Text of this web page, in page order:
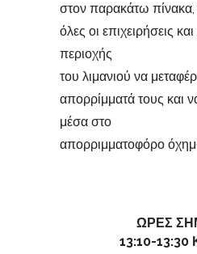
στον παρακάτω πίνακα,
όλες οι επιχειρήσεις και
περιοχής
του λιμανιού να
απορρίμματά τους και
μέσα στο
απορριμματοφόρο
ΩΡΕΣ
13:10-13:30